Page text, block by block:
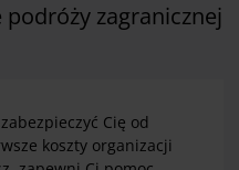
podróży zagranicznej
Cię od
koszty organizacji